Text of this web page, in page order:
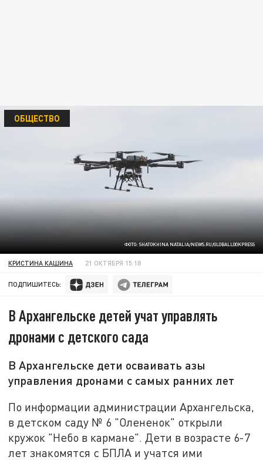
ФОТО: SHATOKHINA NATALIA/NEWS.RU/GLOBALLOOKPRESS
ОБЩЕСТВО
КРИСТИНА КАШИНА 21 ОКТЯБРЯ 15:18
ПОДПИШИТЕСЬ:
В Архангельске детей учат управлять
дронами с детского сада
В Архангельске дети осваивать азы
управления дронами с самых ранних лет
По информации администрации Архангельска,
в детском саду № 6 "Олененок" открыли
кружок "Небо в кармане". Дети в возрасте 6-7
лет знакомятся с БПЛА и учатся ими